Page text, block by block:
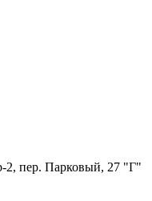
2, пер. Парковый, 27 "Г"